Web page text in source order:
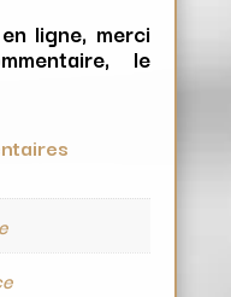
ligne, merci
le